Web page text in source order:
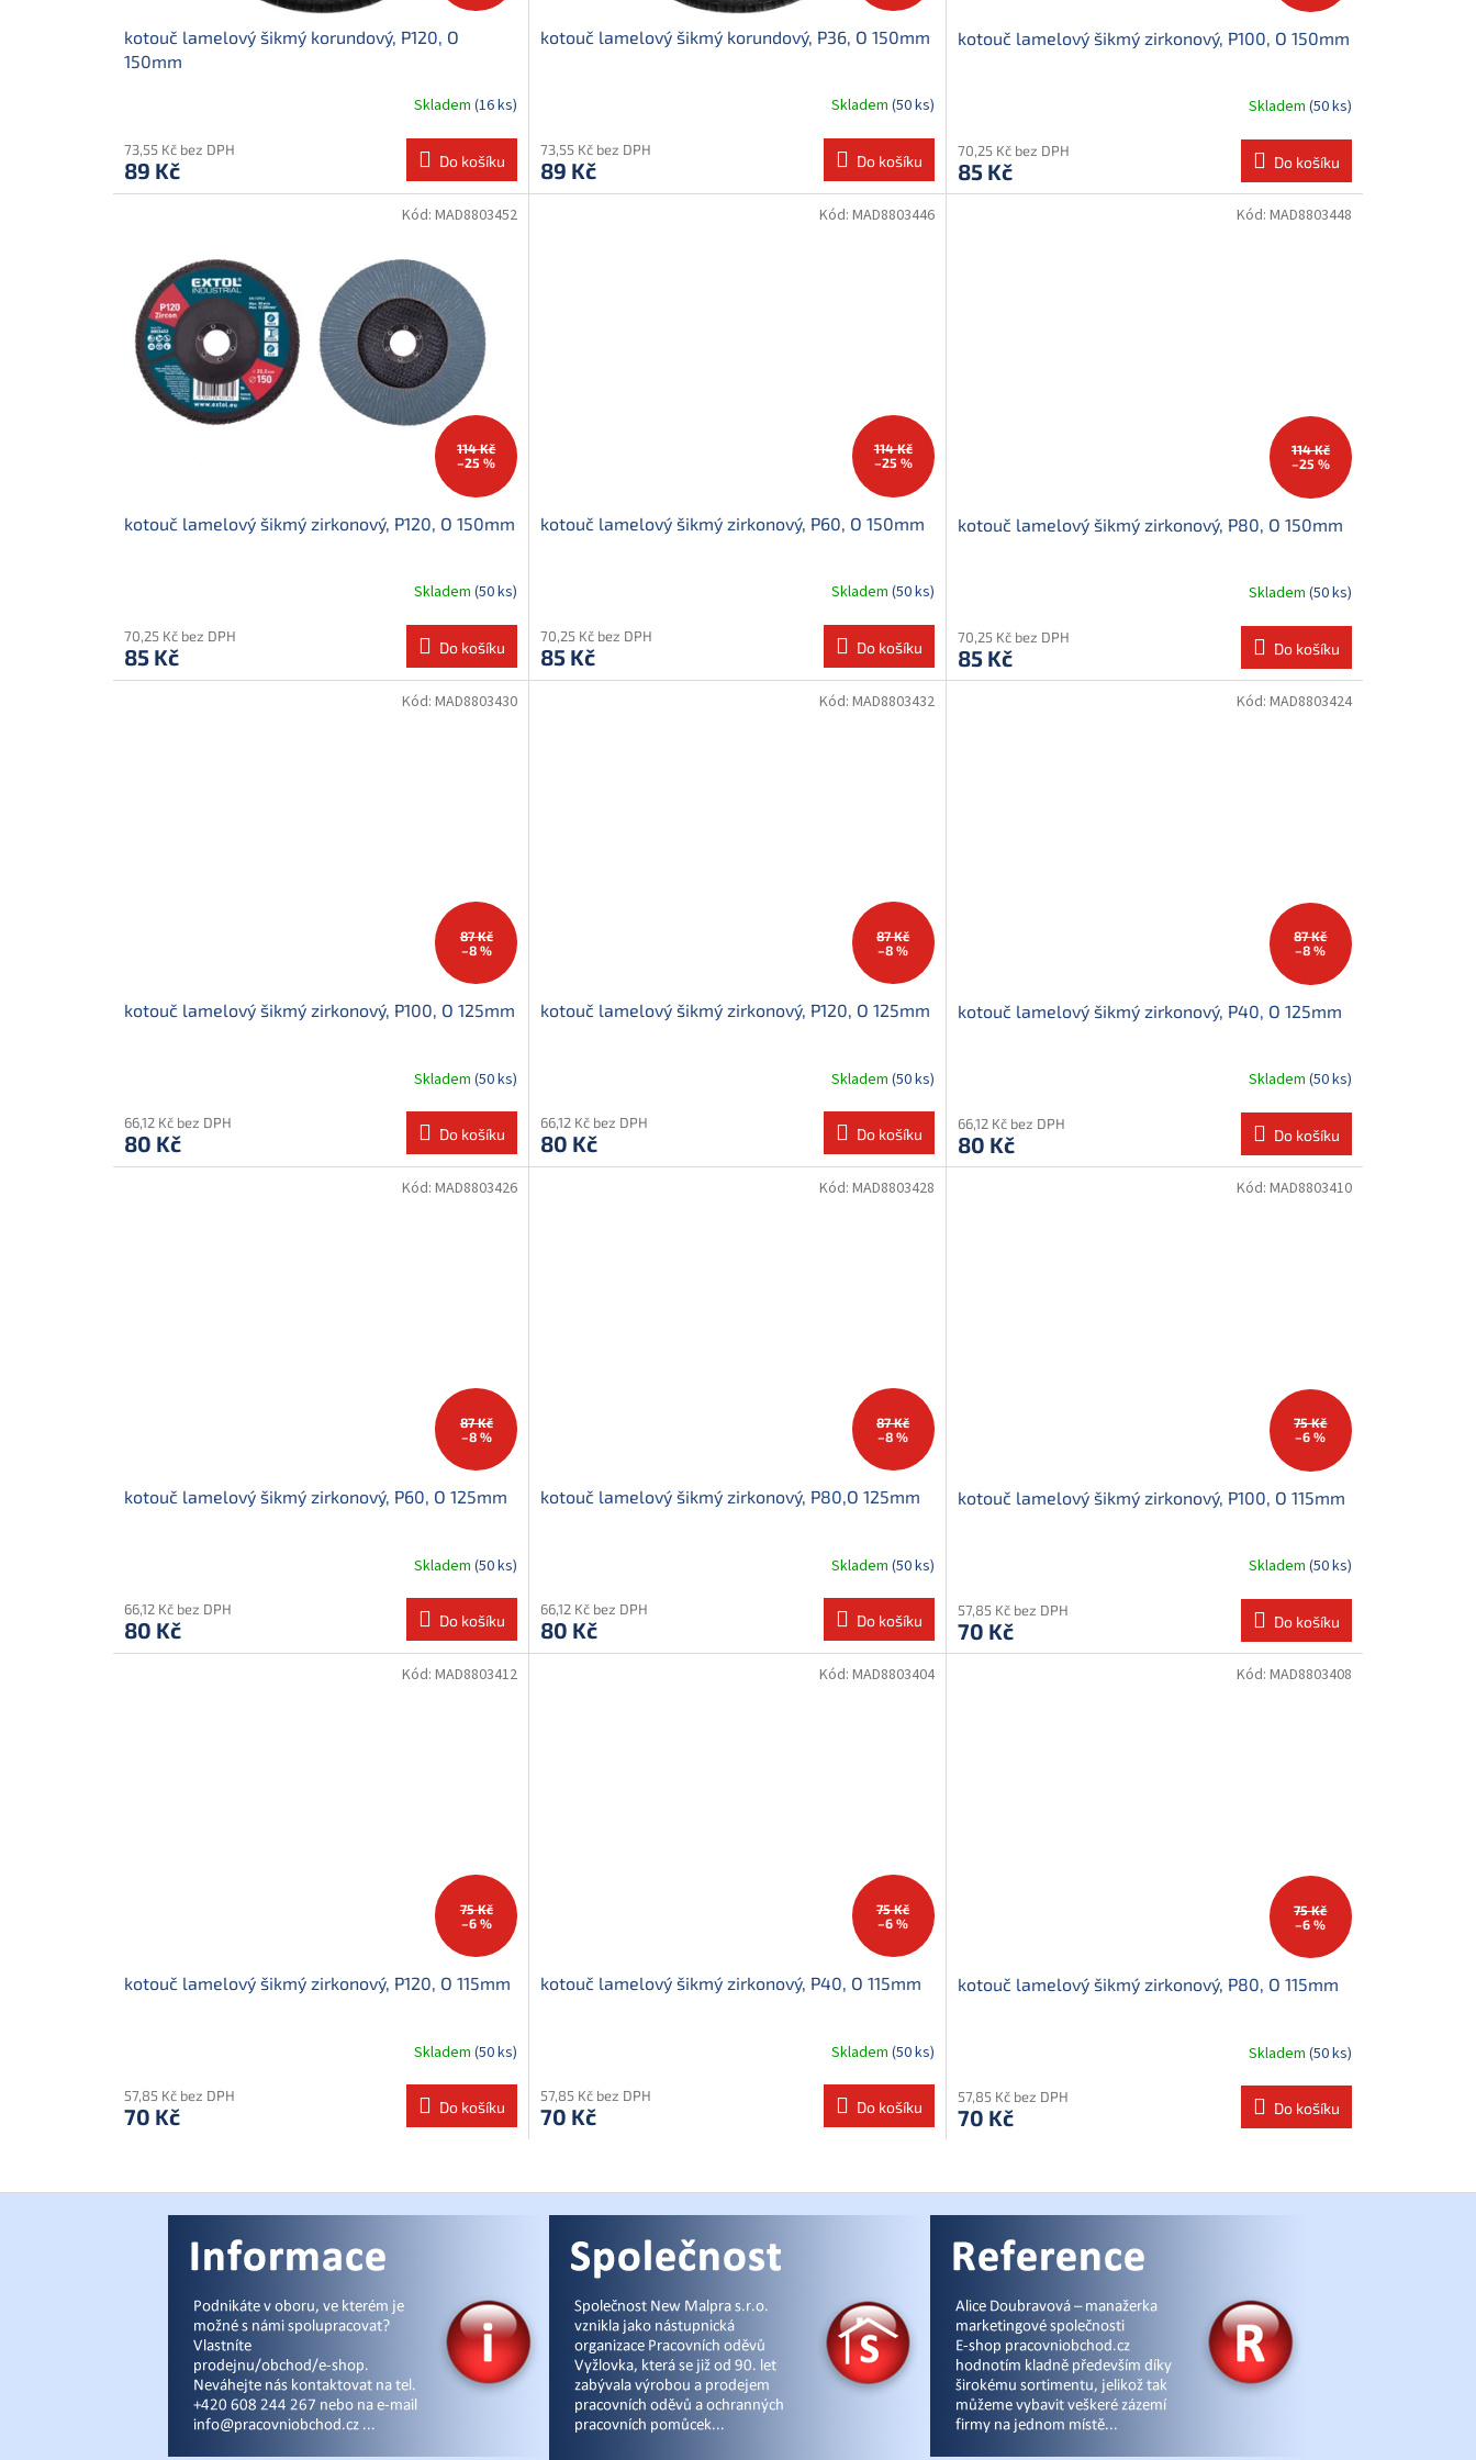
kotouč lamelový šikmý korundový, P120, O
150mm
Skladem(16 ks)
73,55 Kč bez DPH
89 Kč Do košíku
kotouč lamelový šikmý korundový, P36, O 150mm
Skladem (50 ks)
73,55 Kč bez DPH
89 Kč Do košíku
kotouč lamelový šikmý zirkonový, P100, O 150mm
Skladem (50 ks)
70,25 Kč bez DPH
85 Kč Do košíku
114 Kč
–25 %
kotouč lamelový šikmý zirkonový, P120, O 150mm
Skladem(50 ks)
70,25 Kč bez DPH
85 Kč Do košíku
Kód:MAD8803452
114 Kč
–25 %
kotouč lamelový šikmý zirkonový, P60, O 150mm
Skladem (50 ks)
70,25 Kč bez DPH
85 Kč Do košíku
Kód: MAD8803446
114 Kč
–25 %
kotouč lamelový šikmý zirkonový, P80, O 150mm
Skladem (50 ks)
70,25 Kč bez DPH
85 Kč Do košíku
Kód: MAD8803448
87 Kč
–8 %
kotouč lamelový šikmý zirkonový, P100, O 125mm
Skladem(50 ks)
66,12 Kč bez DPH
80 Kč Do košíku
Kód:MAD8803430
87 Kč
–8 %
kotouč lamelový šikmý zirkonový, P120, O 125mm
Skladem (50 ks)
66,12 Kč bez DPH
80 Kč Do košíku
Kód: MAD8803432
87 Kč
–8 %
kotouč lamelový šikmý zirkonový, P40, O 125mm
Skladem (50 ks)
66,12 Kč bez DPH
80 Kč Do košíku
Kód: MAD8803424
87 Kč
–8 %
kotouč lamelový šikmý zirkonový, P60, O 125mm
Skladem(50 ks)
66,12 Kč bez DPH
80 Kč Do košíku
Kód:MAD8803426
87 Kč
–8 %
kotouč lamelový šikmý zirkonový, P80,O 125mm
Skladem (50 ks)
66,12 Kč bez DPH
80 Kč Do košíku
Kód: MAD8803428
75 Kč
–6 %
kotouč lamelový šikmý zirkonový, P100, O 115mm
Skladem (50 ks)
57,85 Kč bez DPH
70 Kč Do košíku
Kód: MAD8803410
75 Kč
–6 %
kotouč lamelový šikmý zirkonový, P120, O 115mm
Skladem(50 ks)
57,85 Kč bez DPH
70 Kč Do košíku
Kód:MAD8803412
75 Kč
–6 %
kotouč lamelový šikmý zirkonový, P40, O 115mm
Skladem (50 ks)
57,85 Kč bez DPH
70 Kč Do košíku
Kód: MAD8803404
75 Kč
–6 %
kotouč lamelový šikmý zirkonový, P80, O 115mm
Skladem (50 ks)
57,85 Kč bez DPH
70 Kč Do košíku
Kód: MAD8803408
v
l
d
a
í
p
r
v
k
y